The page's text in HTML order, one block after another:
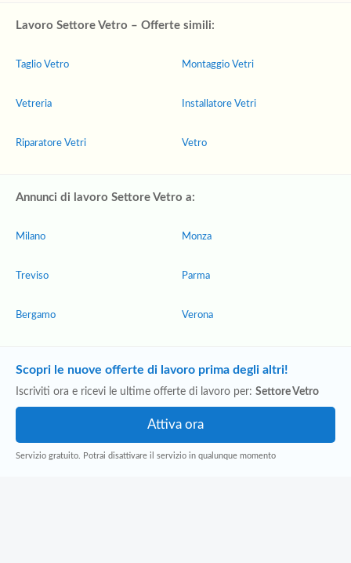
Lavoro Settore Vetro – Offerte simili:
Taglio Vetro
Vetreria
Riparatore Vetri
Montaggio Vetri
Installatore Vetri
Vetro
Annunci di lavoro Settore Vetro a:
Milano
Treviso
Bergamo
Monza
Parma
Verona
Scopri le nuove offerte di lavoro prima degli altri!
Iscriviti ora e ricevi le ultime offerte di lavoro per: Settore Vetro
Servizio gratuito. Potrai disattivare il servizio in qualunque momento